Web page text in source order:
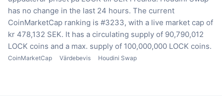
has no change in the last 24 hours. The current
CoinMarketCap ranking is #3233, with a live market cap of
kr 478,132 SEK. It has a circulating supply of 90,790,012
LOCK coins and a max. supply of 100,000,000 LOCK coins.
CoinMarketCap Värdebevis Houdini Swap